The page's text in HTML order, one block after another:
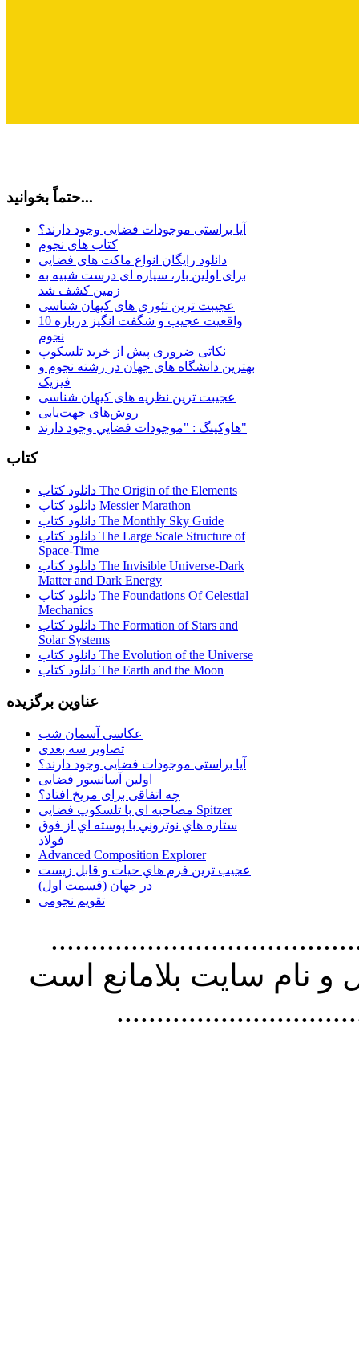
حتماً بخوانید...
آیا براستی موجودات فضایی وجود دارند؟
کتاب های نجوم
دانلود رایگان انواع ماکت های فضایی
برای اولین بار، سیاره ای درست شبیه به
زمین کشف شد
عجیبت ترین تئوری های کیهان شناسی
10 واقعیت عجیب و شگفت انگیز درباره
نجوم
نکاتی ضروری پیش از خرید تلسکوپ
بهترین دانشگاه های جهان در رشته نجوم و
فیزیک
عجیبت ترین نظریه های کیهان شناسی
روش‌های جهت‌یابی
هاوكينگ : "موجودات فضايي وجود دارند"
کتاب
دانلود کتاب The Origin of the Elements
دانلود کتاب Messier Marathon
دانلود کتاب The Monthly Sky Guide
دانلود کتاب The Large Scale Structure of
Space-Time
دانلود کتاب The Invisible Universe-Dark
Matter and Dark Energy
دانلود کتاب The Foundations Of Celestial
Mechanics
دانلود کتاب The Formation of Stars and
Solar Systems
دانلود کتاب The Evolution of the Universe
دانلود کتاب The Earth and the Moon
عناوین برگزیده
عکاسی آسمان شب
تصاویر سه بعدی
آیا براستی موجودات فضایی وجود دارند؟
اولین آسانسور فضایی
چه اتفاقی برای مریخ افتاد؟
مصاحبه ای با تلسکوپ فضایی Spitzer
ستاره هاي نوتروني با پوسته اي از فوق
فولاد
Advanced Composition Explorer
عجیب ترین فرم هاي حيات و قابل زيست
در جهان (قسمت اول)
تقویم نجومی
استفاده از
نام سايت بلامانع است